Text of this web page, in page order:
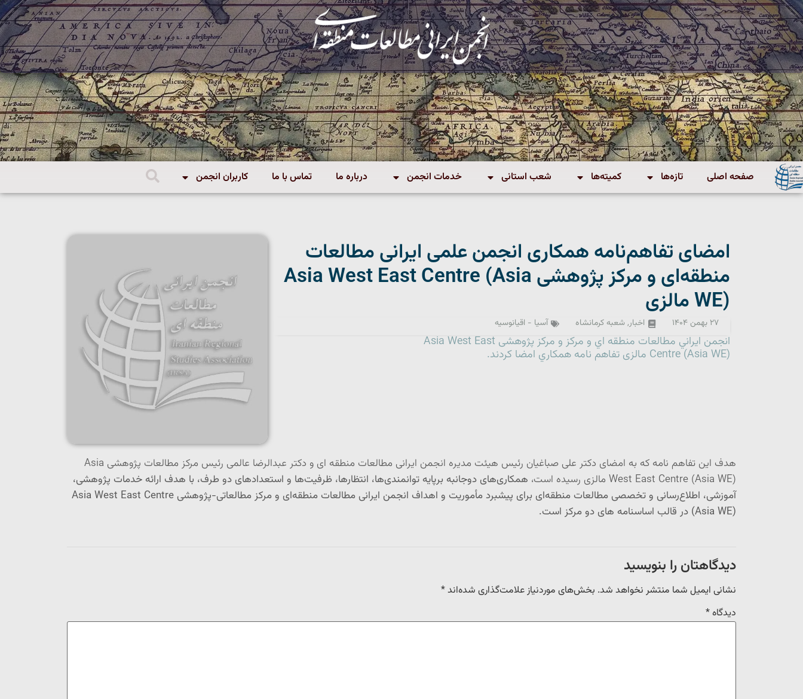
صفحه اصلی تازه‌ها کمیته‌ها شعب استانی خدمات انجمن درباره ما تماس با ما کاربران انجمن
امضای تفاهم‌نامه همکاری انجمن علمی ایرانی مطالعات
منطقه‌ای و مرکز پژوهشی Asia West East Centre (Asia
WE) مالزی
۲۷ بهمن ۱۴۰۴ اخبار,شعبه کرمانشاه آسیا - اقیانوسیه
انجمن ايراني مطالعات منطقه اي و مركز و مرکز پژوهشی Asia West East
Centre (Asia WE) مالزی تفاهم نامه همكاري امضا كردند.
هدف این تفاهم نامه که به امضای دکتر علی صباغیان رئیس هیئت مدیره انجمن ایرانی مطالعات منطقه ای و دکتر عبدالرضا عالمی رئیس مرکز مطالعات پژوهشی Asia
West East Centre (Asia WE) مالزی رسیده است،
همکاری‌های دوجانبه برپایه توانمندی‌ها، انتظارها، ظرفیت‌ها و استعدادهای دو طرف، با هدف ارائه خدمات پژوهشی،
آموزشی، اطلاع‌رسانی و تخصصی مطالعات منطقه‌ای برای پیشبرد مأموریت و اهداف انجمن ایرانی مطالعات منطقه‌ای و مرکز مطالعاتی-پژوهشی Asia West East Centre
(Asia WE) در قالب اساسنامه های دو مرکز است.
دیدگاهتان را بنویسید
نشانی ایمیل شما منتشر نخواهد شد. بخش‌های موردنیاز علامت‌گذاری شده‌اند*
دیدگاه*